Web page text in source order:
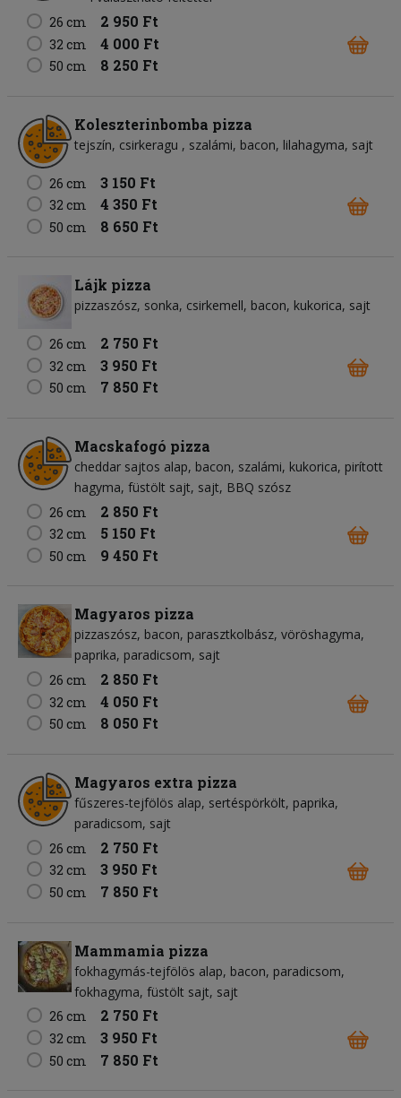
26 cm
2 950 Ft
32 cm 4 000 Ft
50 cm 8 250 Ft
Koleszterinbomba pizza
tejszín csirkeragu szalámi bacon lilahagyma sajt
26 cm 3 150 Ft
32 cm 4 350 Ft
50 cm 8 650 Ft
Lájk pizza
pizzaszósz sonka csirkemell bacon kukorica sajt
26 cm 2 750 Ft
32 cm 3 950 Ft
50 cm 7 850 Ft
Macskafogó pizza
cheddar sajtos alap bacon szalámi kukorica pirított
hagyma füstölt sajt sajt BBQ szósz
26 cm
2 850 Ft
32 cm 5 150 Ft
50 cm 9 450 Ft
Magyaros pizza
pizzaszósz bacon parasztkolbász vöröshagyma
paprika paradicsom sajt
26 cm
2 850 Ft
32 cm 4 050 Ft
50 cm 8 050 Ft
Magyaros extra pizza
fűszeres-tejfölös alap sertéspörkölt paprika
paradicsom sajt
26 cm
2 750 Ft
32 cm 3 950 Ft
50 cm 7 850 Ft
Mammamia pizza
fokhagymás-tejfölös alap bacon paradicsom
fokhagyma füstölt sajt sajt
26 cm
2 750 Ft
32 cm 3 950 Ft
50 cm 7 850 Ft